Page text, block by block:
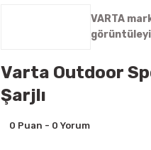
VARTA
Varta Outdoor
Şarjlı
0 Puan - 0 Yorum